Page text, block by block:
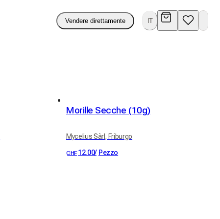
Vendere direttamente IT
Morille Secche (10g)
Mycelius Sàrl, Friburgo
CHF 12.00/ Pezzo